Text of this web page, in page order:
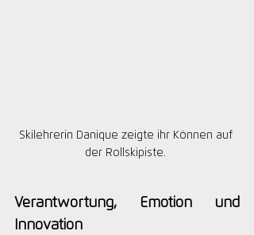
Skilehrerin Danique zeigte ihr Können auf
der Rollskipiste.
Verantwortung, Emotion und
Innovation